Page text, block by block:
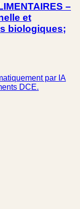
–
et
biologiques;
par IA
DCE.